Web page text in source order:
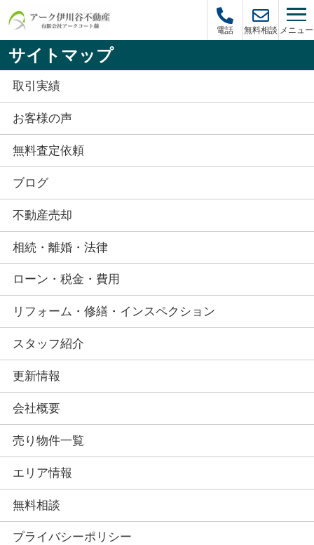
電話 無料相談 メニュー
サイトマップ
取引実績
お客様の声
無料査定依頼
ブログ
不動産売却
相続・離婚・法律
ローン・税金・費用
リフォーム・修繕・インスペクション
スタッフ紹介
更新情報
会社概要
売り物件一覧
エリア情報
無料相談
プライバシーポリシー